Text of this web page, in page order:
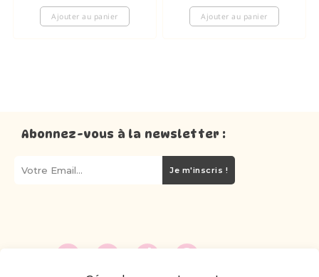
Ajouter au panier Ajouter au panier
Abonnez-vous à la newsletter :
Je m'inscris !